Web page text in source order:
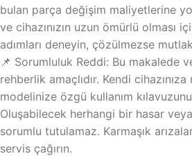
bulan parça değişim maliyetlerine
ve cihazınızın uzun ömürlü olması
adımları deneyin, çözülmezse
📌 Sorumluluk Reddi: Bu makalede
rehberlik amaçlıdır. Kendi
modelinize özgü kullanım
Oluşabilecek herhangi bir hasar
sorumlu tutulamaz. Karmaşık
servis çağırın.